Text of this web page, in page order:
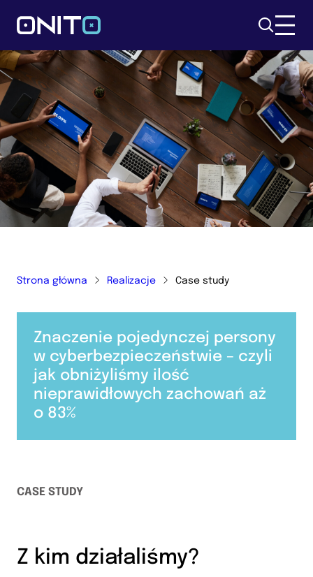
Szukaj
Strona główna Realizacje Case study
Znaczenie pojedynczej persony
w cyberbezpieczeństwie – czyli
jak obniżyliśmy ilość
nieprawidłowych zachowań aż
o 83%
CASE STUDY
Z kim działaliśmy?